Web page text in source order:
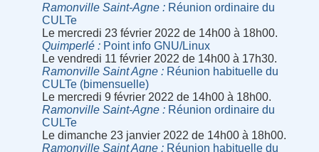
Ramonville Saint-Agne
Réunion ordinaire du
CULTe
Le mercredi 23 février 2022 de 14h00 à 18h00.
Quimperlé
Point info GNU/Linux
Le vendredi 11 février 2022 de 14h00 à 17h30.
Ramonville Saint Agne
Réunion habituelle du
CULTe (bimensuelle)
Le mercredi 9 février 2022 de 14h00 à 18h00.
Ramonville Saint-Agne
Réunion ordinaire du
CULTe
Le dimanche 23 janvier 2022 de 14h00 à 18h00.
Ramonville Saint Agne
Réunion habituelle du